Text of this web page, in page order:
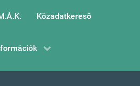
Közadatkereső